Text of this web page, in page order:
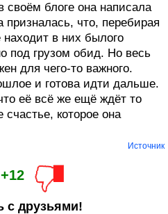
своём блоге она написала
что, перебирая
в них былого
под грузом обид. Но весь
для чего-то важного.
и готова идти дальше.
её всё же ещё ждёт то
которое она
Источник
+12
с друзьями!